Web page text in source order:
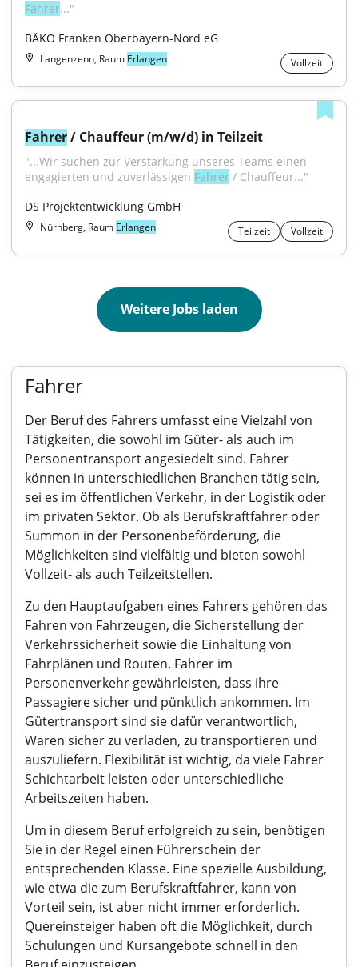
Fahrer..."
BÄKO Franken Oberbayern-Nord eG
Langenzenn, Raum Erlangen Vollzeit
Fahrer / Chauffeur (m/w/d) in Teilzeit
"...Wir suchen zur Verstärkung unseres Teams einen
engagierten und zuverlässigen Fahrer / Chauffeur..."
DS Projektentwicklung GmbH
Nürnberg, Raum Erlangen Teilzeit Vollzeit
Weitere Jobs laden
Fahrer
Der Beruf des Fahrers umfasst eine Vielzahl von
Tätigkeiten, die sowohl im Güter- als auch im
Personentransport angesiedelt sind. Fahrer
können in unterschiedlichen Branchen tätig sein,
sei es im öffentlichen Verkehr, in der Logistik oder
im privaten Sektor. Ob als Berufskraftfahrer oder
Summon in der Personenbeförderung, die
Möglichkeiten sind vielfältig und bieten sowohl
Vollzeit- als auch Teilzeitstellen.
Zu den Hauptaufgaben eines Fahrers gehören das
Fahren von Fahrzeugen, die Sicherstellung der
Verkehrssicherheit sowie die Einhaltung von
Fahrplänen und Routen. Fahrer im
Personenverkehr gewährleisten, dass ihre
Passagiere sicher und pünktlich ankommen. Im
Gütertransport sind sie dafür verantwortlich,
Waren sicher zu verladen, zu transportieren und
auszuliefern. Flexibilität ist wichtig, da viele Fahrer
Schichtarbeit leisten oder unterschiedliche
Arbeitszeiten haben.
Um in diesem Beruf erfolgreich zu sein, benötigen
Sie in der Regel einen Führerschein der
entsprechenden Klasse. Eine spezielle Ausbildung,
wie etwa die zum Berufskraftfahrer, kann von
Vorteil sein, ist aber nicht immer erforderlich.
Quereinsteiger haben oft die Möglichkeit, durch
Schulungen und Kursangebote schnell in den